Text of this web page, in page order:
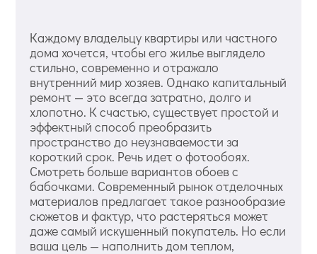
Каждому владельцу квартиры или частного
дома хочется, чтобы его жилье выглядело
стильно, современно и отражало
внутренний мир хозяев. Однако капитальный
ремонт — это всегда затратно, долго и
хлопотно. К счастью, существует простой и
эффектный способ преобразить
пространство до неузнаваемости за
короткий срок. Речь идет о фотообоях.
Смотреть больше вариантов обоев с
бабочками. Современный рынок отделочных
материалов предлагает такое разнообразие
сюжетов и фактур, что растеряться может
даже самый искушенный покупатель. Но если
ваша цель — наполнить дом теплом,